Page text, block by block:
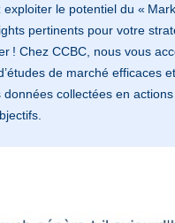
exploiter le potentiel du «
pertinents pour votre
! Chez CCBC, nous vous
de marché efficaces
collectées en